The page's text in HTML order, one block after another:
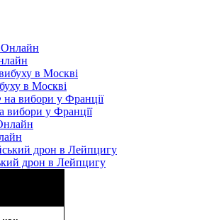
в Москві
вибори у Франції
дрон в Лейпцигу